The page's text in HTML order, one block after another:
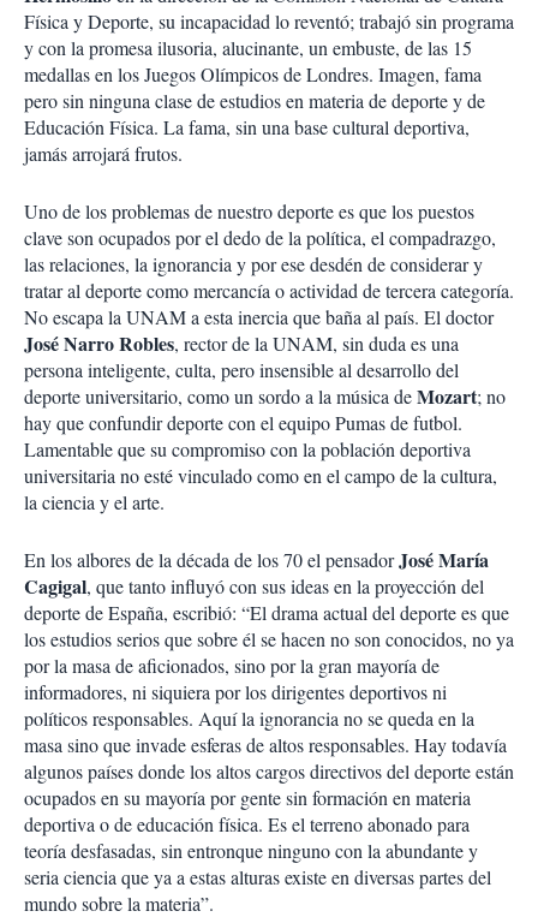
Física y Deporte, su incapacidad lo reventó; trabajó sin programa
y con la promesa ilusoria, alucinante, un embuste, de las 15
medallas en los Juegos Olímpicos de Londres. Imagen, fama
pero sin ninguna clase de estudios en materia de deporte y de
Educación Física. La fama, sin una base cultural deportiva,
jamás arrojará frutos.
Uno de los problemas de nuestro deporte es que los puestos
clave son ocupados por el dedo de la política, el compadrazgo,
las relaciones, la ignorancia y por ese desdén de considerar y
tratar al deporte como mercancía o actividad de tercera categoría.
No escapa la UNAM a esta inercia que baña al país. El doctor
José Narro Robles, rector de la UNAM, sin duda es una
persona inteligente, culta, pero insensible al desarrollo del
deporte universitario, como un sordo a la música deMozart; no
hay que confundir deporte con el equipo Pumas de futbol.
Lamentable que su compromiso con la población deportiva
universitaria no esté vinculado como en el campo de la cultura,
la ciencia y el arte.
En los albores de la década de los 70 el pensadorJosé María
Cagigal, que tanto influyó con sus ideas en la proyección del
deporte de España, escribió: “El drama actual del deporte es que
los estudios serios que sobre él se hacen no son conocidos, no ya
por la masa de aficionados, sino por la gran mayoría de
informadores, ni siquiera por los dirigentes deportivos ni
políticos responsables. Aquí la ignorancia no se queda en la
masa sino que invade esferas de altos responsables. Hay todavía
algunos países donde los altos cargos directivos del deporte están
ocupados en su mayoría por gente sin formación en materia
deportiva o de educación física. Es el terreno abonado para
teoría desfasadas, sin entronque ninguno con la abundante y
seria ciencia que ya a estas alturas existe en diversas partes del
mundo sobre la materia”.